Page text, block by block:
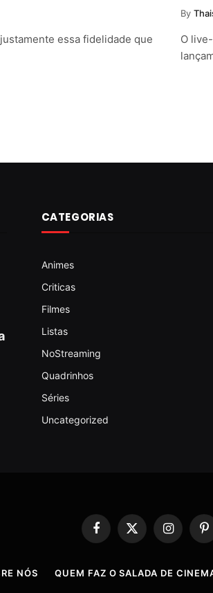
essa fidelidade que
By
O
CATEGORIAS
Animes
Criticas
Filmes
Listas
NoStreaming
Quadrinhos
Séries
Uncategorized
Facebook
X
(Twitter)
Instagram
NÓS QUEM FAZ O SALADA DE